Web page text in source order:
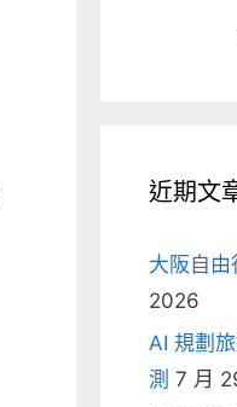
近期文
大阪自
2026
AI 規劃
測 7 月